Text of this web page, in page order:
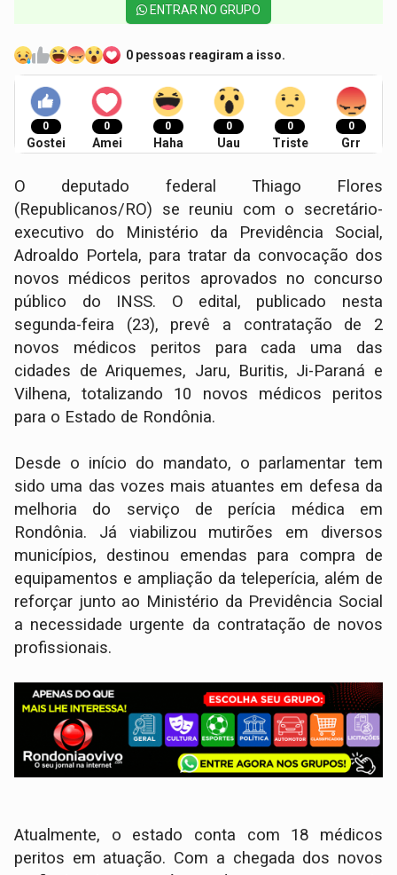
ENTRAR NO GRUPO
0 pessoas reagiram a isso.
0
Gostei
0
Amei
0
Haha
0
Uau
0
Triste
0
Grr
O deputado federal Thiago Flores
(Republicanos/RO) se reuniu com o secretário-
executivo do Ministério da Previdência Social,
Adroaldo Portela, para tratar da convocação dos
novos médicos peritos aprovados no concurso
público do INSS. O edital, publicado nesta
segunda-feira (23), prevê a contratação de 2
novos médicos peritos para cada uma das
cidades de Ariquemes, Jaru, Buritis, Ji-Paraná e
Vilhena, totalizando 10 novos médicos peritos
para o Estado de Rondônia.
Desde o início do mandato, o parlamentar tem
sido uma das vozes mais atuantes em defesa da
melhoria do serviço de perícia médica em
Rondônia. Já viabilizou mutirões em diversos
municípios, destinou emendas para compra de
equipamentos e ampliação da teleperícia, além de
reforçar junto ao Ministério da Previdência Social
a necessidade urgente da contratação de novos
profissionais.
Atualmente, o estado conta com 18 médicos
peritos em atuação. Com a chegada dos novos